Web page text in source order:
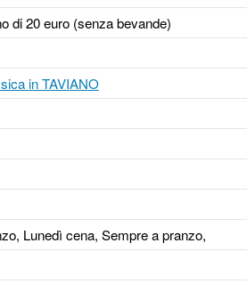
di 20 euro (senza bevande)
in TAVIANO
Lunedì cena, Sempre a pranzo,